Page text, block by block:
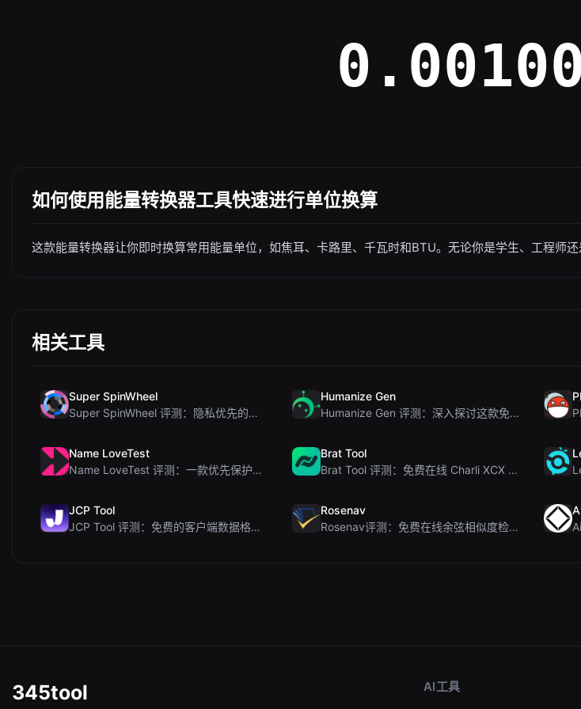
如何使用能量转换器工具快速进行单位换算
这款能量转换器让你即时换算常用能量单位，如焦耳、卡路里、千瓦时和BTU。无论你是学生、工程师
相关工具
Super SpinWheel
Super SpinWheel 评测：隐私优先的免费转盘随机选择工具
Humanize Gen
Humanize Gen 评测：深入探讨这款免费的 AI 人性化工具
Name LoveTest
Name LoveTest 评测：一款优先保护隐私的爱情计算器，支持生成可分享图片
Brat Tool
Brat Tool 评测：免费在线 Charli XCX 风格 Brat 文字生成器
JCP Tool
JCP Tool 评测：免费的客户端数据格式转换工具（支持 JSON、CSV、YAML、XML）
Rosenav
Rosenav评测：免费在线余弦相似度检查器与文本差异工具
345tool AI工具